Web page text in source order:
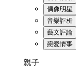
偶像明星
音樂評析
藝文評論
戀愛情事
親子